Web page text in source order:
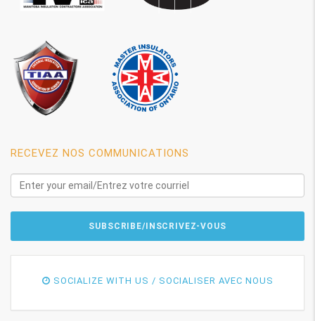
RECEVEZ NOS COMMUNICATIONS
SOCIALIZE WITH US / SOCIALISER AVEC NOUS